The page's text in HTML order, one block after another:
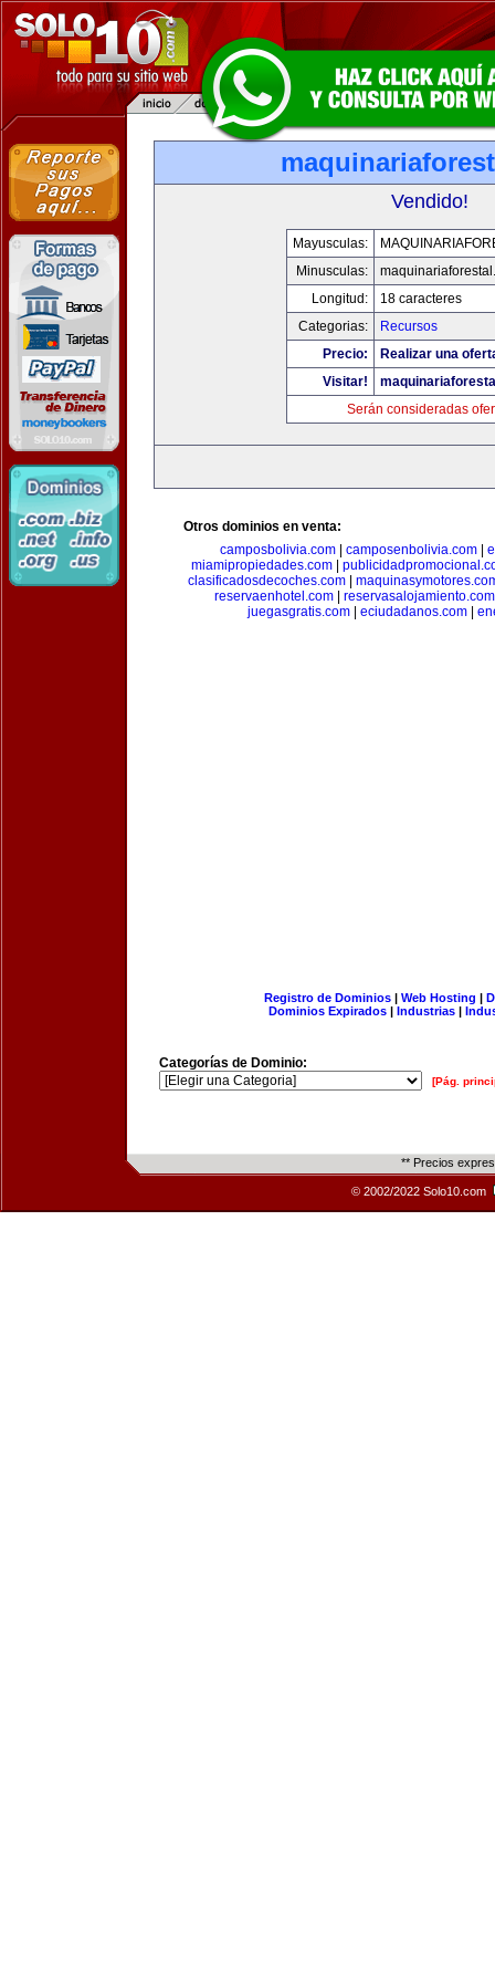
Vendido!
Mayusculas:
Minusculas:
Longitud:
18 caracteres
Categorias:
Recursos
Precio:
Realizar una
Visitar!
Serán consideradas
Otros dominios en venta:
camposbolivia.com| camposenbolivia.com|
miamipropiedades.com
clasificadosdecoches.com
reservaenhotel.com| reservasalojamiento.com
juegasgratis.com
eciudadanos.com
Registro de Dominios| Web Hosting |
Dominios Expirados | Industrias |
Categorías de Dominio:
[Pág.
** Precios
© 2002/2022 Solo10.com